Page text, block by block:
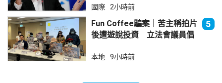
國際 2小時前
Fun Coffee騙案｜苦主稱拍片
後遭遊說投資 立法會議員倡
5
本地 9小時前